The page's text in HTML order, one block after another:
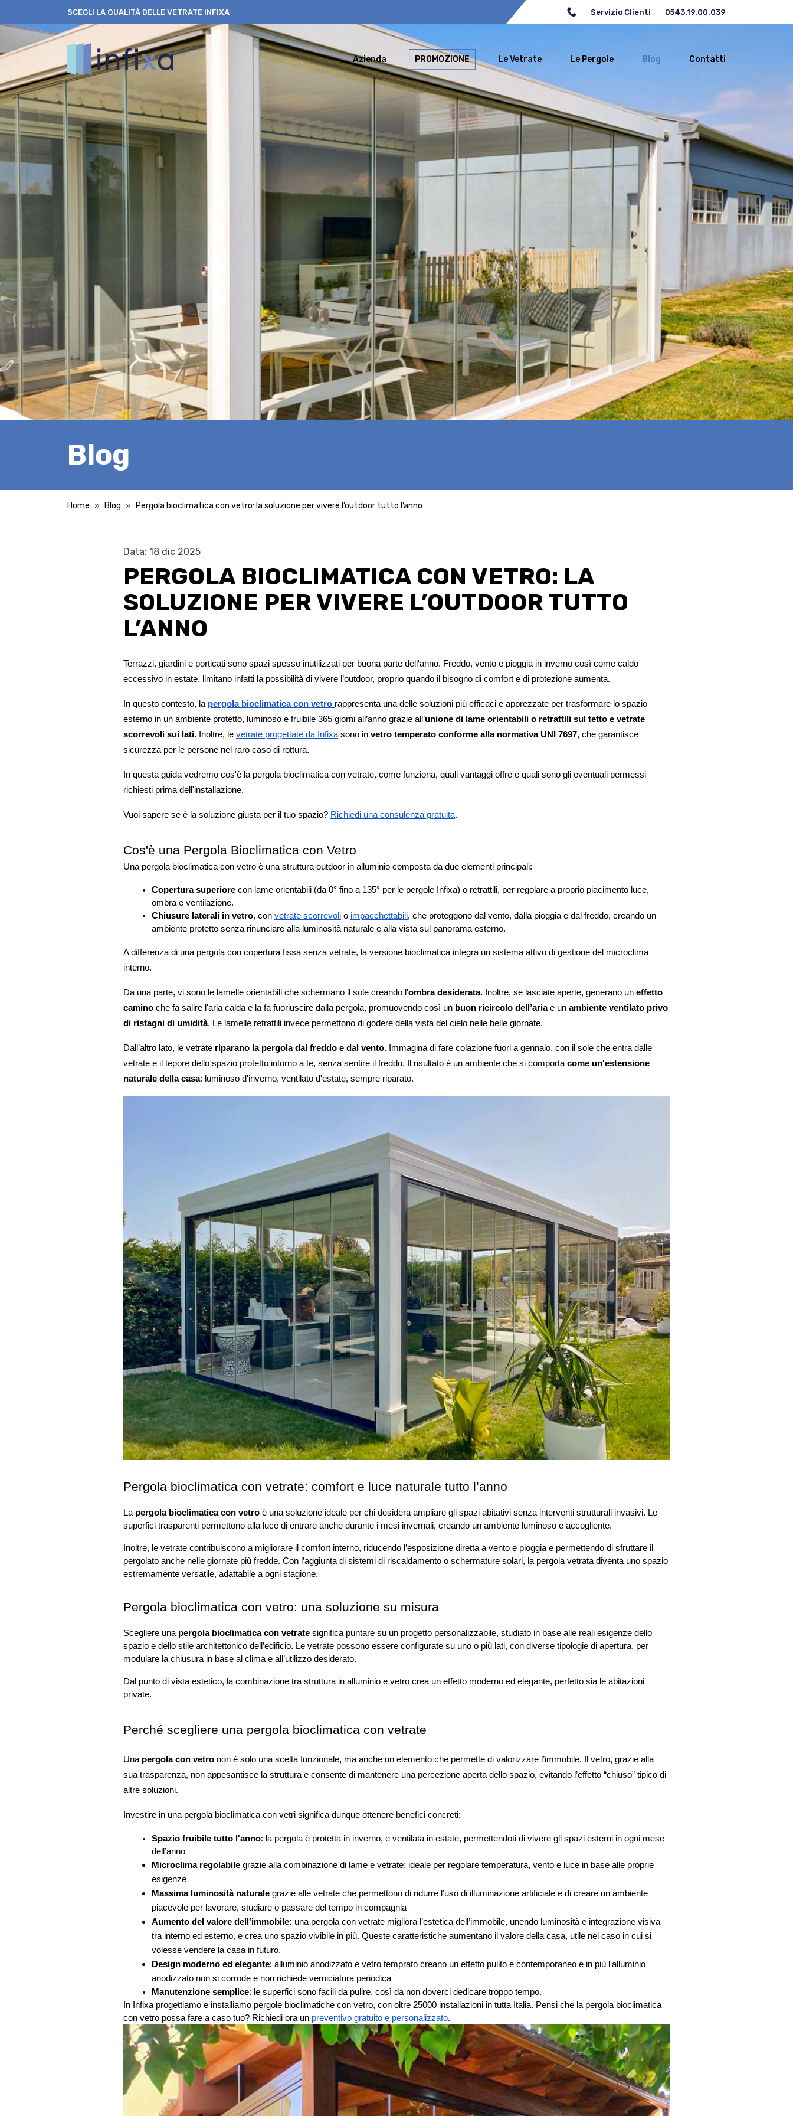
SCEGLI LA QUALITÀ DELLE VETRATE INFIXA Servizio Clienti 0543.19.00.039
Azienda PROMOZIONE Le Vetrate Le Pergole Blog Contatti
Blog
Home Blog Pergola bioclimatica con vetro: la soluzione per vivere l’outdoor tutto l’anno
Data: 18 dic 2025
PERGOLA BIOCLIMATICA CON VETRO: LA
SOLUZIONE PER VIVERE L’OUTDOOR TUTTO
L’ANNO
Terrazzi, giardini e porticati sono spazi spesso inutilizzati per buona parte dell'anno. Freddo, vento e pioggia in inverno così come caldo
eccessivo in estate, limitano infatti la possibilità di vivere l’outdoor, proprio quando il bisogno di comfort e di protezione aumenta.
In questo contesto, la pergola bioclimatica con vetro rappresenta una delle soluzioni più efficaci e apprezzate per trasformare lo spazio
esterno in un ambiente protetto, luminoso e fruibile 365 giorni all’anno grazie all’unione di lame orientabili o retrattili sul tetto e vetrate
scorrevoli sui lati. Inoltre, le vetrate progettate da Infixa sono in vetro temperato conforme alla normativa UNI 7697, che garantisce
sicurezza per le persone nel raro caso di rottura.
In questa guida vedremo cos'è la pergola bioclimatica con vetrate, come funziona, quali vantaggi offre e quali sono gli eventuali permessi
richiesti prima dell'installazione.
Vuoi sapere se è la soluzione giusta per il tuo spazio? Richiedi una consulenza gratuita.
Cos'è una Pergola Bioclimatica con Vetro
Una pergola bioclimatica con vetro è una struttura outdoor in alluminio composta da due elementi principali:
Copertura superiore con lame orientabili (da 0° fino a 135° per le pergole Infixa) o retrattili, per regolare a proprio piacimento luce,
ombra e ventilazione.
Chiusure laterali in vetro, con vetrate scorrevoli o impacchettabili, che proteggono dal vento, dalla pioggia e dal freddo, creando un
ambiente protetto senza rinunciare alla luminosità naturale e alla vista sul panorama esterno.
A differenza di una pergola con copertura fissa senza vetrate, la versione bioclimatica integra un sistema attivo di gestione del microclima
interno.
Da una parte, vi sono le lamelle orientabili che schermano il sole creando l'ombra desiderata. Inoltre, se lasciate aperte, generano un effetto
camino che fa salire l'aria calda e la fa fuoriuscire dalla pergola, promuovendo così un buon ricircolo dell’aria e un ambiente ventilato privo
di ristagni di umidità. Le lamelle retrattili invece permettono di godere della vista del cielo nelle belle giornate.
Dall’altro lato, le vetrate riparano la pergola dal freddo e dal vento. Immagina di fare colazione fuori a gennaio, con il sole che entra dalle
vetrate e il tepore dello spazio protetto intorno a te, senza sentire il freddo. Il risultato è un ambiente che si comporta come un'estensione
naturale della casa: luminoso d'inverno, ventilato d'estate, sempre riparato.
Pergola bioclimatica con vetrate: comfort e luce naturale tutto l’anno
La pergola bioclimatica con vetro è una soluzione ideale per chi desidera ampliare gli spazi abitativi senza interventi strutturali invasivi. Le
superfici trasparenti permettono alla luce di entrare anche durante i mesi invernali, creando un ambiente luminoso e accogliente.
Inoltre, le vetrate contribuiscono a migliorare il comfort interno, riducendo l’esposizione diretta a vento e pioggia e permettendo di sfruttare il
pergolato anche nelle giornate più fredde. Con l’aggiunta di sistemi di riscaldamento o schermature solari, la pergola vetrata diventa uno spazio
estremamente versatile, adattabile a ogni stagione.
Pergola bioclimatica con vetro: una soluzione su misura
Scegliere una pergola bioclimatica con vetrate significa puntare su un progetto personalizzabile, studiato in base alle reali esigenze dello
spazio e dello stile architettonico dell’edificio. Le vetrate possono essere configurate su uno o più lati, con diverse tipologie di apertura, per
modulare la chiusura in base al clima e all’utilizzo desiderato.
Dal punto di vista estetico, la combinazione tra struttura in alluminio e vetro crea un effetto moderno ed elegante, perfetto sia le abitazioni
private.
Perché scegliere una pergola bioclimatica con vetrate
Una pergola con vetro non è solo una scelta funzionale, ma anche un elemento che permette di valorizzare l’immobile. Il vetro, grazie alla
sua trasparenza, non appesantisce la struttura e consente di mantenere una percezione aperta dello spazio, evitando l’effetto “chiuso” tipico di
altre soluzioni.
Investire in una pergola bioclimatica con vetri significa dunque ottenere benefici concreti:
Spazio fruibile tutto l'anno: la pergola è protetta in inverno, e ventilata in estate, permettendoti di vivere gli spazi esterni in ogni mese
dell’anno
Microclima regolabile grazie alla combinazione di lame e vetrate: ideale per regolare temperatura, vento e luce in base alle proprie
esigenze
Massima luminosità naturale grazie alle vetrate che permettono di ridurre l’uso di illuminazione artificiale e di creare un ambiente
piacevole per lavorare, studiare o passare del tempo in compagnia
Aumento del valore dell'immobile: una pergola con vetrate migliora l’estetica dell’immobile, unendo luminosità e integrazione visiva
tra interno ed esterno, e crea uno spazio vivibile in più. Queste caratteristiche aumentano il valore della casa, utile nel caso in cui si
volesse vendere la casa in futuro.
Design moderno ed elegante: alluminio anodizzato e vetro temprato creano un effetto pulito e contemporaneo e in più l'alluminio
anodizzato non si corrode e non richiede verniciatura periodica
Manutenzione semplice: le superfici sono facili da pulire, così da non doverci dedicare troppo tempo.
In Infixa progettiamo e installiamo pergole bioclimatiche con vetro, con oltre 25000 installazioni in tutta Italia. Pensi che la pergola bioclimatica
con vetro possa fare a caso tuo? Richiedi ora un preventivo gratuito e personalizzato.